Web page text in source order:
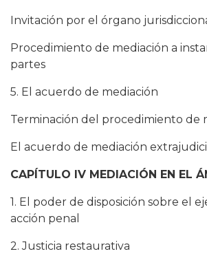
Invitación por el órgano
Procedimiento de mediación a
partes
5. El acuerdo de mediación
Terminación del procedimiento de
El acuerdo de mediación
CAPÍTULO IV MEDIACIÓN EN EL
1. El poder de disposición sobre el
acción penal
2. Justicia restaurativa